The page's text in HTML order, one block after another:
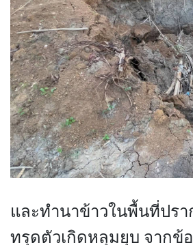
และทำนาข้าวในพื้นที่ปร
ทรุดตัวเกิดหลุมยุบ จากข้